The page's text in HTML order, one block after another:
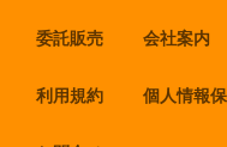
委託販売 会社案内
利用規約 個人情報